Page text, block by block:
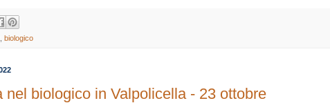
biologico
nel biologico in Valpolicella - 23 ottobre